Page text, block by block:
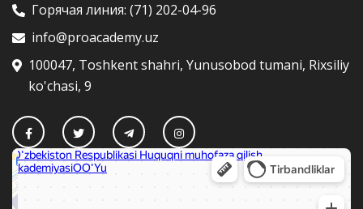
Горячая линия: (71) 202-04-96
info@proacademy.uz
100047, Toshkent shahri, Yunusobod tumani, Rixsiliy
ko'chasi, 9